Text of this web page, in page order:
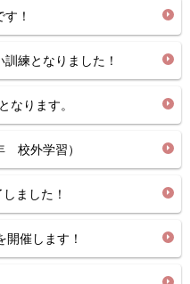
！
練となりました！
なります。
校外学習）
ました！
催します！